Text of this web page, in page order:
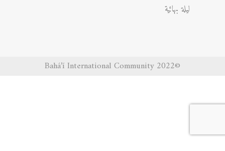
ليلة بهائية
©2022 Bahá’í International Community